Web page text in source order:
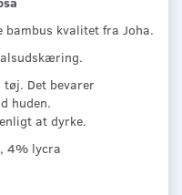
bambus kvalitet fra Joha.
Det bevarer
huden.
at dyrke.
4% lycra